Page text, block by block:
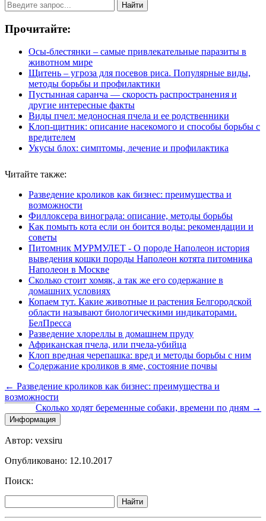
Найти
Прочитайте:
Осы-блестянки – самые привлекательные паразиты в
животном мире
Щитень – угроза для посевов риса. Популярные виды,
методы борьбы и профилактики
Пустынная саранча — скорость распространения и
другие интересные факты
Виды пчел: медоносная пчела и ее родственники
Клоп-щитник: описание насекомого и способы борьбы с
вредителем
Укусы блох: симптомы, лечение и профилактика
Читайте также:
Разведение кроликов как бизнес: преимущества и
возможности
Филлоксера винограда: описание, методы борьбы
Как помыть кота если он боится воды: рекомендации и
советы
Питомник МУРМУЛЕТ - О породе Наполеон история
выведения кошки породы Наполеон котята питомника
Наполеон в Москве
Сколько стоит хомяк, а так же его содержание в
домашних условиях
Копаем тут. Какие животные и растения Белгородской
области называют биологическими индикаторами.
БелПресса
Разведение хлореллы в домашнем пруду
Африканская пчела, или пчела-убийца
Клоп вредная черепашка: вред и методы борьбы с ним
Содержание кроликов в яме, состояние почвы
← Разведение кроликов как бизнес: преимущества и
возможности
Сколько ходят беременные собаки, времени по дням →
Информация
Автор: vexsiru
Опубликовано: 12.10.2017
Поиск:
Найти